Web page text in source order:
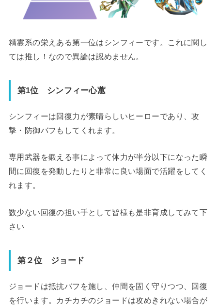
精霊系の栄えある第一位はシンフィーです。これに関し
ては推し！なので異論は認めません。
第1位 シンフィー心蕙
シンフィーは回復力が素晴らしいヒーローであり、攻
撃・防御バフもしてくれます。
専用武器を鍛える事によって体力が半分以下になった瞬
間に回復を発動したりと非常に良い場面で活躍をしてく
れます。
数少ない回復の担い手として皆様も是非育成してみて下
さい
第２位 ジョード
ジョードは抵抗バフを施し、仲間を固く守りつつ、回復
を行います。カチカチのジョードは攻めきれない場合が